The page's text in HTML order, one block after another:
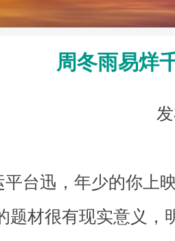
周冬雨易烊
台迅，年少的你上
题材很有现实意义，